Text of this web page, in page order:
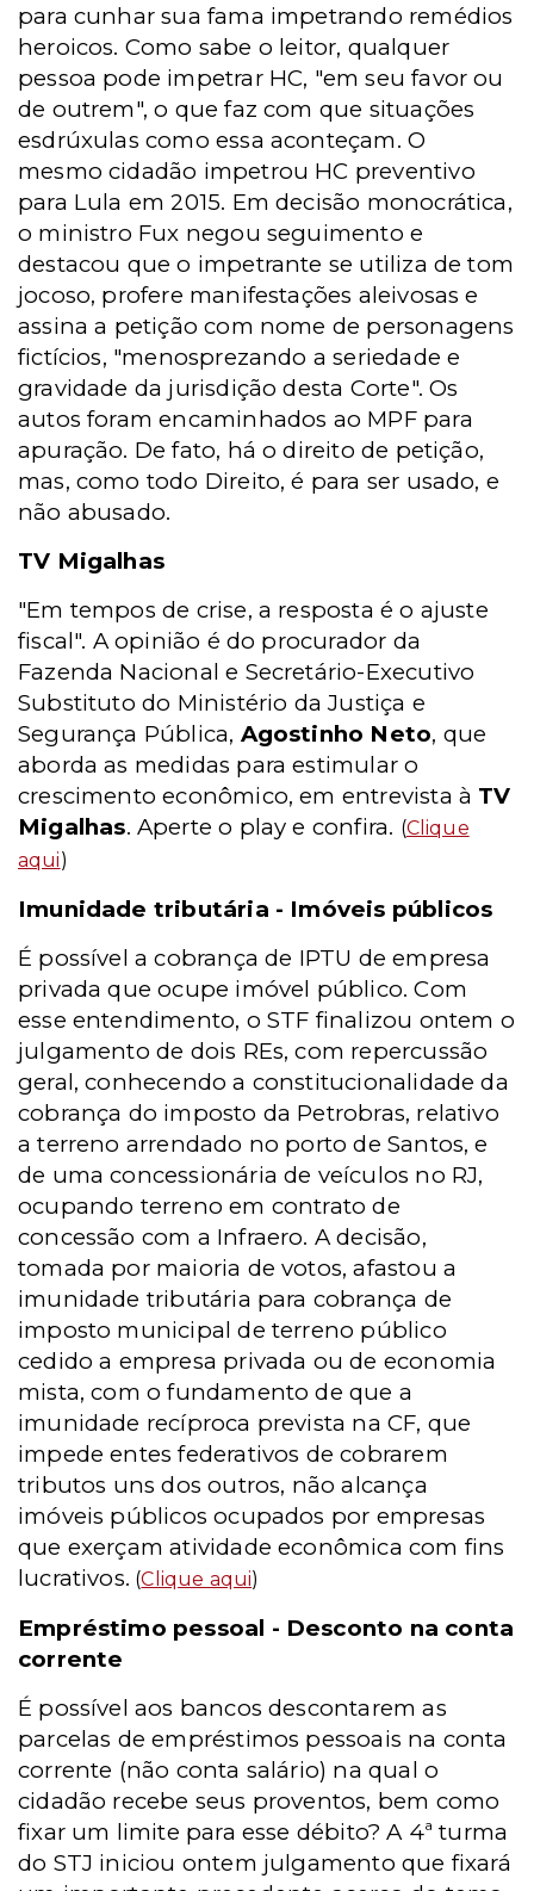
para cunhar sua fama impetrando remédios
heroicos. Como sabe o leitor, qualquer
pessoa pode impetrar HC, "em seu favor ou
de outrem", o que faz com que situações
esdrúxulas como essa aconteçam. O
mesmo cidadão impetrou HC preventivo
para Lula em 2015. Em decisão monocrática,
o ministro Fux negou seguimento e
destacou que o impetrante se utiliza de tom
jocoso, profere manifestações aleivosas e
assina a petição com nome de personagens
fictícios, "menosprezando a seriedade e
gravidade da jurisdição desta Corte". Os
autos foram encaminhados ao MPF para
apuração. De fato, há o direito de petição,
mas, como todo Direito, é para ser usado, e
não abusado.
TV Migalhas
"Em tempos de crise, a resposta é o ajuste
fiscal". A opinião é do procurador da
Fazenda Nacional e Secretário-Executivo
Substituto do Ministério da Justiça e
Segurança Pública, Agostinho Neto, que
aborda as medidas para estimular o
crescimento econômico, em entrevista à TV
Migalhas. Aperte o play e confira. (Clique
aqui)
Imunidade tributária - Imóveis públicos
É possível a cobrança de IPTU de empresa
privada que ocupe imóvel público. Com
esse entendimento, o STF finalizou ontem o
julgamento de dois REs, com repercussão
geral, conhecendo a constitucionalidade da
cobrança do imposto da Petrobras, relativo
a terreno arrendado no porto de Santos, e
de uma concessionária de veículos no RJ,
ocupando terreno em contrato de
concessão com a Infraero. A decisão,
tomada por maioria de votos, afastou a
imunidade tributária para cobrança de
imposto municipal de terreno público
cedido a empresa privada ou de economia
mista, com o fundamento de que a
imunidade recíproca prevista na CF, que
impede entes federativos de cobrarem
tributos uns dos outros, não alcança
imóveis públicos ocupados por empresas
que exerçam atividade econômica com fins
lucrativos. (Clique aqui)
Empréstimo pessoal - Desconto na conta
corrente
É possível aos bancos descontarem as
parcelas de empréstimos pessoais na conta
corrente (não conta salário) na qual o
cidadão recebe seus proventos, bem como
fixar um limite para esse débito? A 4ª turma
do STJ iniciou ontem julgamento que fixará